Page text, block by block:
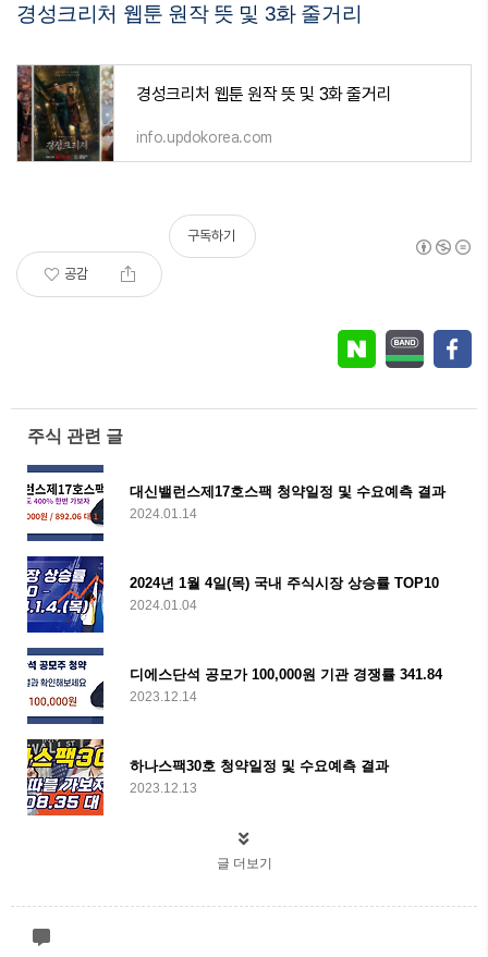
경성크리처 웹툰 원작 뜻 및 3화 줄거리
경성크리처 웹툰 원작 뜻 및 3화 줄거리
info.updokorea.com
공감
구독하기
주식 관련 글
대신밸런스제17호스팩 청약일정 및 수요예측 결과
2024.01.14
2024년 1월 4일(목) 국내 주식시장 상승률 TOP10
2024.01.04
디에스단석 공모가 100,000원 기관 경쟁률 341.84
2023.12.14
하나스팩30호 청약일정 및 수요예측 결과
2023.12.13
글 더보기